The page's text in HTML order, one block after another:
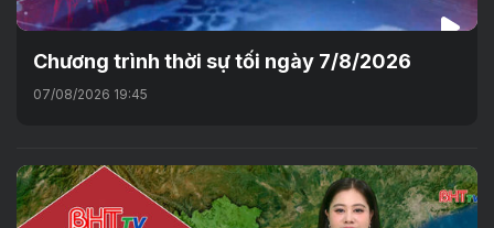
Chương trình thời sự tối ngày 7/8/2026
07/08/2026 19:45